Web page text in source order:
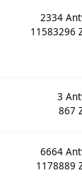
2334
11583296
3
867
6664
1178889